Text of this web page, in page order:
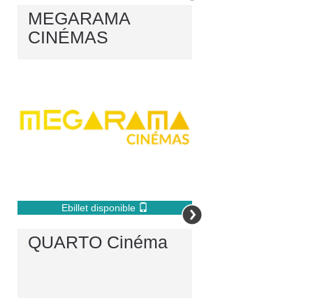
Ebillet disponible
MEGARAMA
CINÉMAS
QUARTO Cinéma